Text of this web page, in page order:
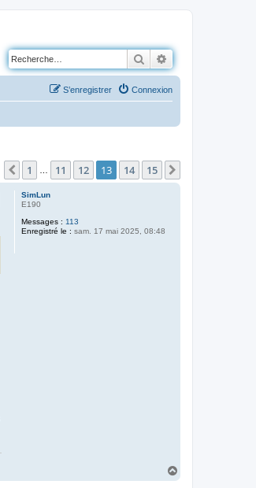
Rechercher
Connexion
S’enregistrer
Page 13 sur 15
Précédente
1 11 12 13 14 15
SimLun
E190
Messages : 113
Enregistré le : sam. 17 mai 2025, 08:48